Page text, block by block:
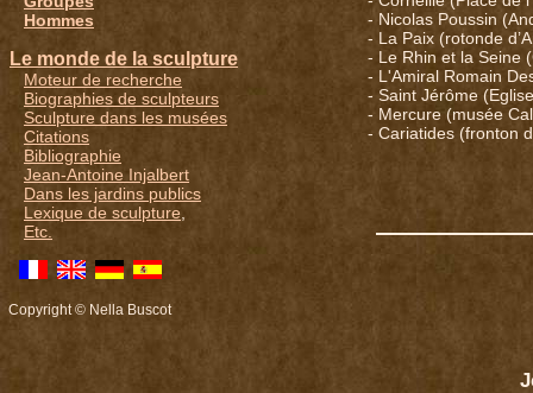
Hommes
Le monde de la sculpture
Moteur de recherche
Biographies de sculpteurs
Sculpture dans les musées
Citations
Bibliographie
Jean-Antoine Injalbert
Dans les jardins publics
Lexique de sculpture
Etc.
Copyright © Nella Buscot
- Nicolas Poussin
- La Paix (rotonde
- Le Rhin et la Seine
- L'Amiral Romain
- Saint Jérôme
- Mercure (musée
- Cariatides (fronton